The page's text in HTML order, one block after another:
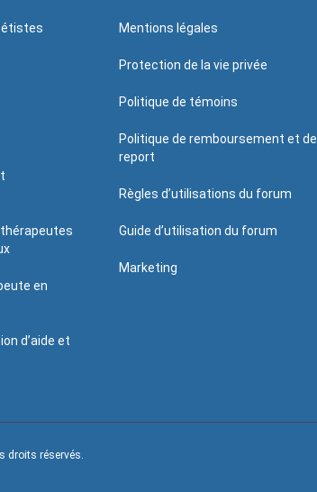
en
d’aide et
Mentions légales
Protection de la vie privée
Politique de témoins
Politique de remboursement et de
report
Règles d’utilisations du forum
Guide d’utilisation du forum
Marketing
droits réservés.